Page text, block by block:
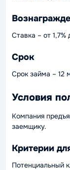
Ставка – от
Срок
Срок займа – 12
Условия
Компания
заемщику.
Критерии
Потенциальный